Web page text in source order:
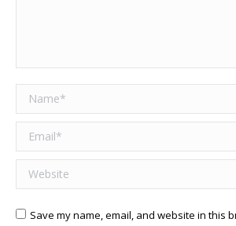
Name *
Email *
Website
Save my name, email, and website in this